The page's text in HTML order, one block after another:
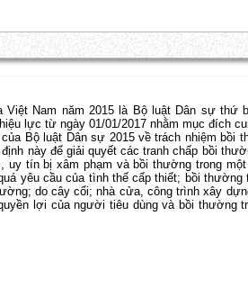
Nam năm 2015 là Bộ luật Dân sự thứ
lực từ ngày 01/01/2017 nhằm mục đích
Bộ luật Dân sự 2015 về trách nhiệm bồi
này để giải quyết các tranh chấp bồi
tín bị xâm phạm và bồi thường trong một
yêu cầu của tình thế cấp thiết; bồi thường
do cây cối; nhà cửa, công trình xây
lợi của người tiêu dùng và bồi thường